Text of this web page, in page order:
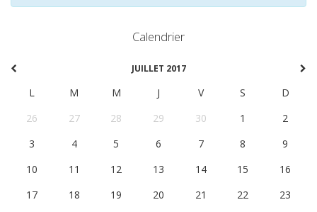
Calendrier
JUILLET 2017
L M M J V S
D
26
27 28 29 30 1
2
3
4 5 6 7 8
9
10
11 12 13 14 15
16
17
18 19 20 21 22
23